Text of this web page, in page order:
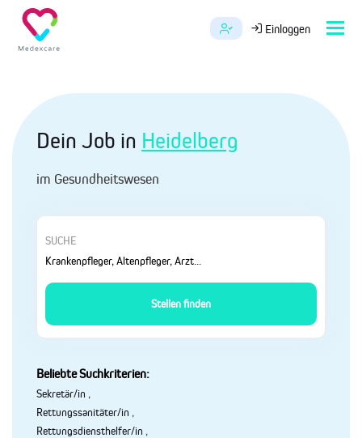
Einloggen
Dein Job in Heidelberg
im Gesundheitswesen
SUCHE
Stellen finden
Beliebte Suchkriterien:
Sekretär/in ,
Rettungssanitäter/in ,
Rettungsdiensthelfer/in ,